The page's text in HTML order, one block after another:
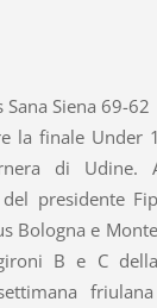
Siena 69-62
la finale Under
di
presidente
Bologna e
B e C
settimana